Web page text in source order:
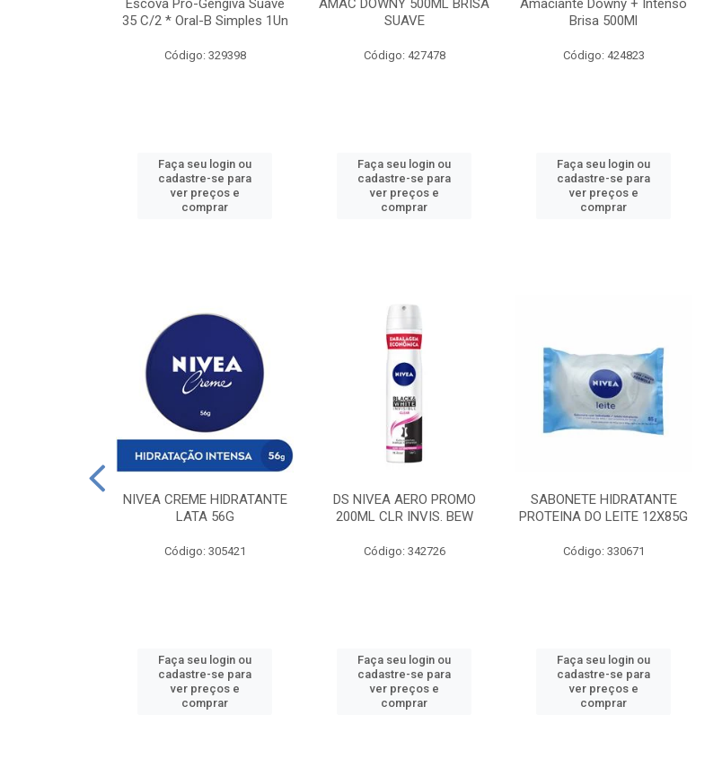
Escova Pro-Gengiva Suave
35 C/2 * Oral-B Simples 1Un
Código: 329398
Faça seu login ou
cadastre-se para
ver preços e
comprar
AMAC DOWNY 500ML BRISA
SUAVE
Código: 427478
Faça seu login ou
cadastre-se para
ver preços e
comprar
Amaciante Downy + Intenso
Brisa 500Ml
Código: 424823
Faça seu login ou
cadastre-se para
ver preços e
comprar
NIVEA CREME HIDRATANTE
LATA 56G
Código: 305421
Faça seu login ou
cadastre-se para
ver preços e
comprar
DS NIVEA AERO PROMO
200ML CLR INVIS. BEW
Código: 342726
Faça seu login ou
cadastre-se para
ver preços e
comprar
SABONETE HIDRATANTE
PROTEINA DO LEITE 12X85G
Código: 330671
Faça seu login ou
cadastre-se para
ver preços e
comprar